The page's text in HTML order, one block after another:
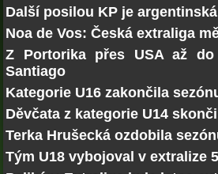
Další posilou KP je
Noa de Vos: Česká extraliga
Z Portorika přes USA až
Santiago
Kategorie U16 zakončila
Děvčata z kategorie U14
Terka Hrušecká ozdobila
Tým U18 vybojoval v extralize